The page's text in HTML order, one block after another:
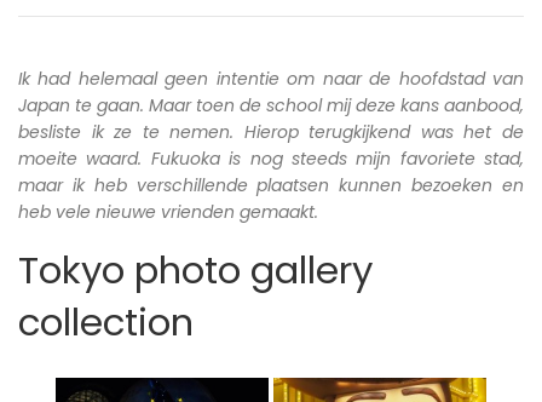
Ik had helemaal geen intentie om naar de hoofdstad van
Japan te gaan. Maar toen de school mij deze kans aanbood,
besliste ik ze te nemen. Hierop terugkijkend was het de
moeite waard. Fukuoka is nog steeds mijn favoriete stad,
maar ik heb verschillende plaatsen kunnen bezoeken en
heb vele nieuwe vrienden gemaakt.
Tokyo photo gallery
collection